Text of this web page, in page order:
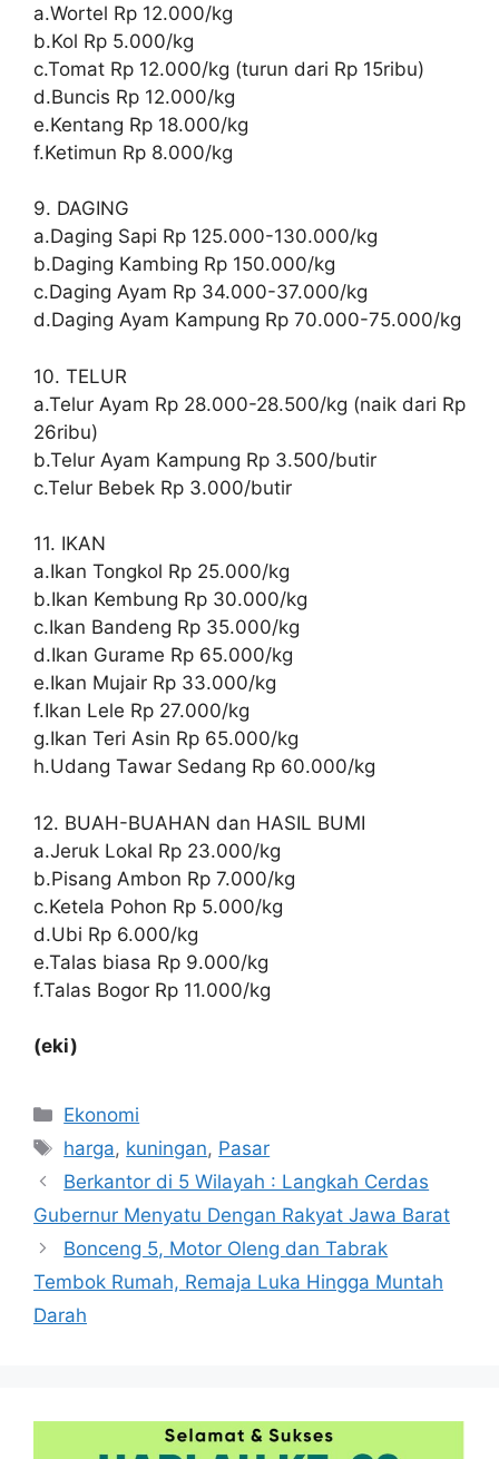
a.Wortel Rp 12.000/kg
b.Kol Rp 5.000/kg
c.Tomat Rp 12.000/kg (turun dari Rp 15ribu)
d.Buncis Rp 12.000/kg
e.Kentang Rp 18.000/kg
f.Ketimun Rp 8.000/kg
9. DAGING
a.Daging Sapi Rp 125.000-130.000/kg
b.Daging Kambing Rp 150.000/kg
c.Daging Ayam Rp 34.000-37.000/kg
d.Daging Ayam Kampung Rp 70.000-75.000/kg
10. TELUR
a.Telur Ayam Rp 28.000-28.500/kg (naik dari Rp
26ribu)
b.Telur Ayam Kampung Rp 3.500/butir
c.Telur Bebek Rp 3.000/butir
11. IKAN
a.Ikan Tongkol Rp 25.000/kg
b.Ikan Kembung Rp 30.000/kg
c.Ikan Bandeng Rp 35.000/kg
d.Ikan Gurame Rp 65.000/kg
e.Ikan Mujair Rp 33.000/kg
f.Ikan Lele Rp 27.000/kg
g.Ikan Teri Asin Rp 65.000/kg
h.Udang Tawar Sedang Rp 60.000/kg
12. BUAH-BUAHAN dan HASIL BUMI
a.Jeruk Lokal Rp 23.000/kg
b.Pisang Ambon Rp 7.000/kg
c.Ketela Pohon Rp 5.000/kg
d.Ubi Rp 6.000/kg
e.Talas biasa Rp 9.000/kg
f.Talas Bogor Rp 11.000/kg
(eki)
Kategori
Ekonomi
Tag
harga, kuningan, Pasar
Berkantor di 5 Wilayah : Langkah Cerdas
Gubernur Menyatu Dengan Rakyat Jawa Barat
Bonceng 5, Motor Oleng dan Tabrak
Tembok Rumah, Remaja Luka Hingga Muntah
Darah